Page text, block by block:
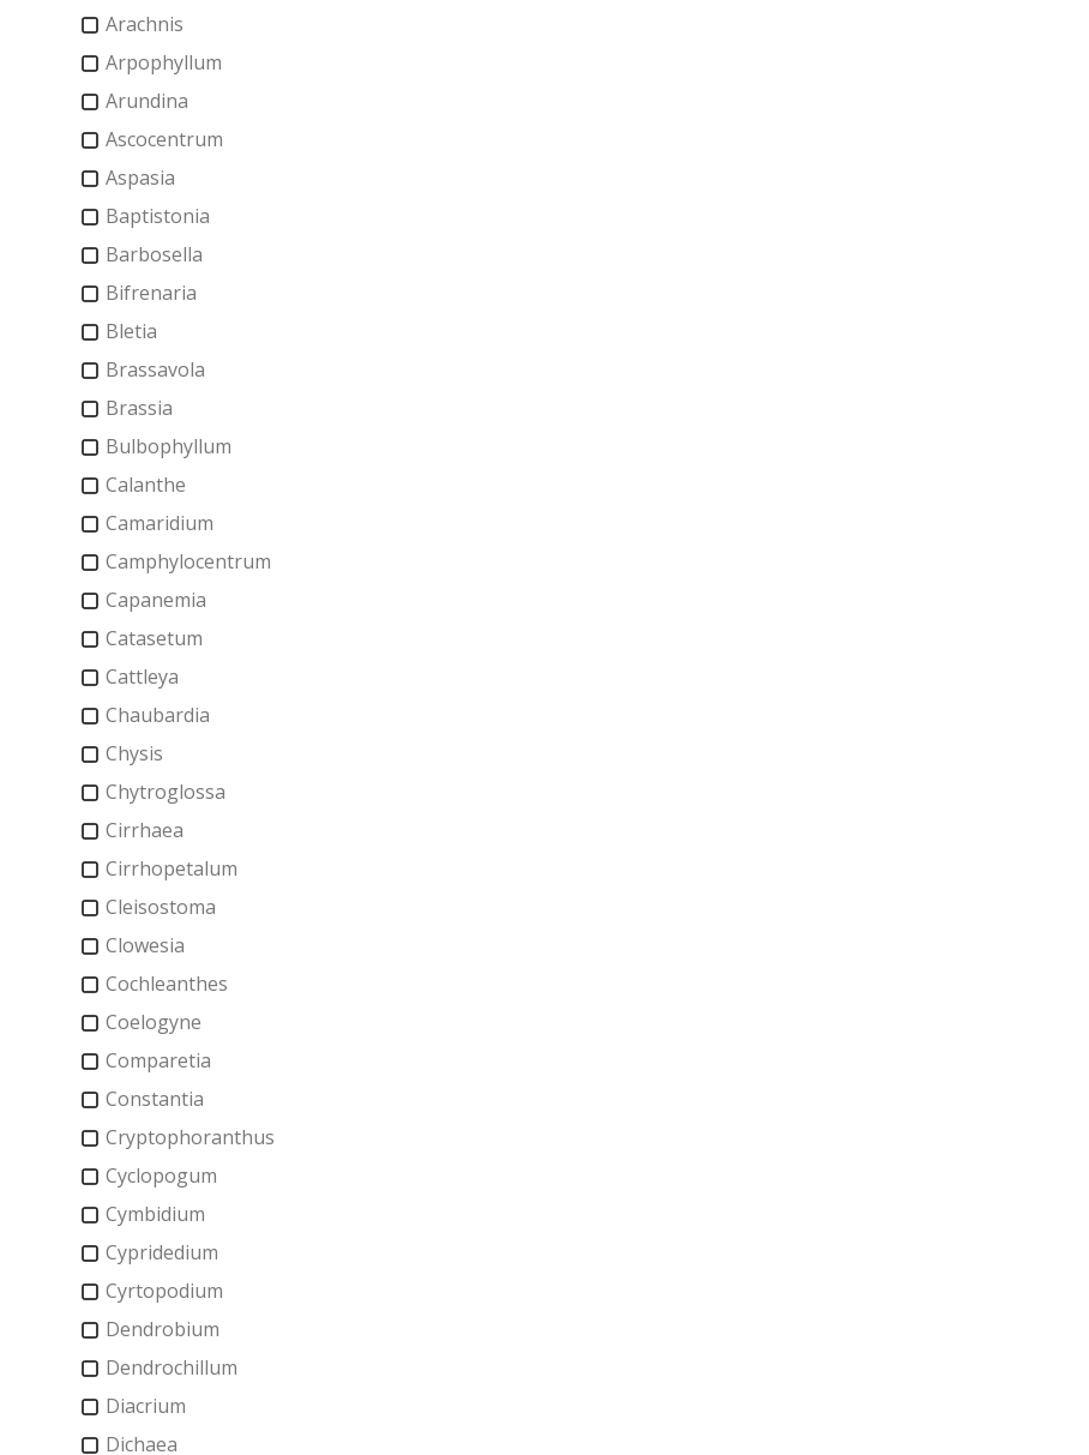
Arachnis
Arpophyllum
Arundina
Ascocentrum
Aspasia
Baptistonia
Barbosella
Bifrenaria
Bletia
Brassavola
Brassia
Bulbophyllum
Calanthe
Camaridium
Camphylocentrum
Capanemia
Catasetum
Cattleya
Chaubardia
Chysis
Chytroglossa
Cirrhaea
Cirrhopetalum
Cleisostoma
Clowesia
Cochleanthes
Coelogyne
Comparetia
Constantia
Cryptophoranthus
Cyclopogum
Cymbidium
Cypridedium
Cyrtopodium
Dendrobium
Dendrochillum
Diacrium
Dichaea